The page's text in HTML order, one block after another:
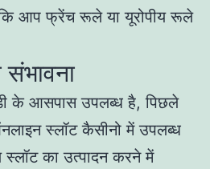
आप फ्रेंच रूले या यूरोपीय रूले
के आसपास उपलब्ध है, पिछले
स्लॉट कैसीनो में उपलब्ध
का उत्पादन करने में